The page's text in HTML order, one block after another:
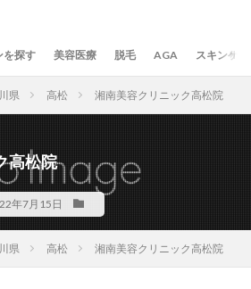
を探す 美容医療 脱毛 AGA スキンケア
県 高松 湘南美容クリニック高松院
高松院
年7月15日
県 高松 湘南美容クリニック高松院